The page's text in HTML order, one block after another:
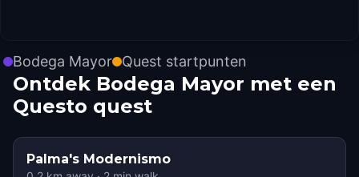
Bodega Mayor Quest startpunten
Ontdek Bodega Mayor met een
Questo quest
Palma's Modernismo